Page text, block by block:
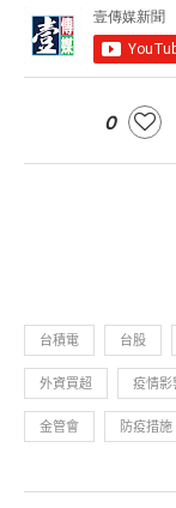
0
台積電 台股
外資買超 疫情影
金管會 防疫措施